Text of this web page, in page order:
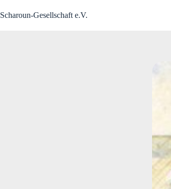
Inhalt
Scharoun-Gesellschaft e.V.